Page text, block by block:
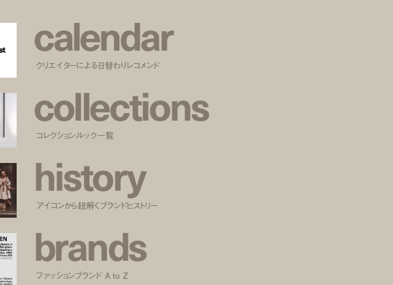
calendar
クリエイターによる日替わりレコメンド
collections
コレクションルック一覧
history
アイコンから紐解くブランドヒストリー
brands
ファッションブランド A to Z